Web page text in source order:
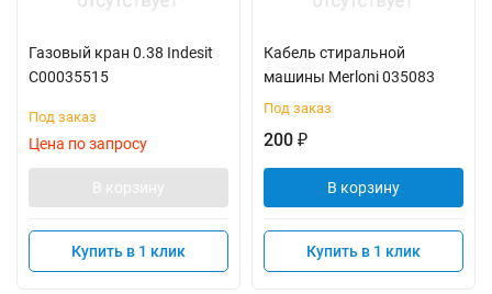
Газовый кран 0.38 Indesit
C00035515
Под заказ
Цена по запросу
В корзину
Купить в 1 клик
Кабель стиральной
машины Merloni 035083
Под заказ
200 ₽
В корзину
Купить в 1 клик